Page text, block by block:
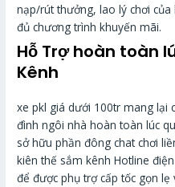
nạp/rút thưởng, lao lý chơi
đủ chương trình khuyến mãi.
Hỗ Trợ hoàn toàn
Kênh
xe pkl giá dưới 100tr mang lại
đình ngôi nhà hoàn toàn lúc
sở hữu phần đông chat chơi
kiên thế sắm kênh Hotline
để được phụ trợ cấp tốc gọn lẹ